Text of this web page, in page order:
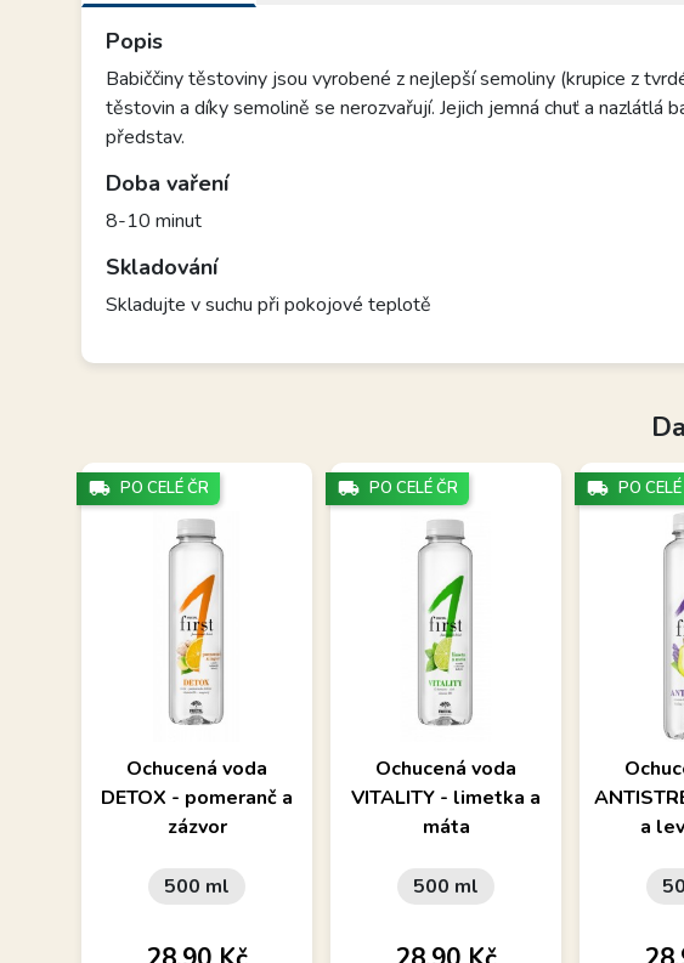
Popis
Babiččiny těstoviny jsou vyrobené z nejlepší semoliny (krupice z
těstovin a díky semolině se nerozvařují. Jejich jemná chuť a nazlátlá
představ.
Doba vaření
8-10 minut
Skladování
Skladujte v suchu při pokojové teplotě
Nesycený nealkoholický
nápoj s nízkou
energetickou hodnotou
Ochucená voda
DETOX - pomeranč a
zázvor
500 ml
Cena
local_shipping PO CELÉ ČR
Nesycený nealkoholický
nápoj s nízkou
energetickou hodnotou
Ochucená voda
VITALITY - limetka a
máta
500 ml
Cena
local_shipping PO CELÉ ČR
hořčík.
a
Cena
local_shipping PO